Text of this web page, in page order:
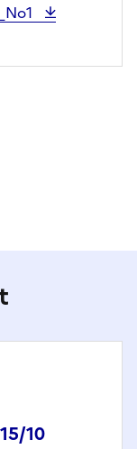
Twitter)
email
10